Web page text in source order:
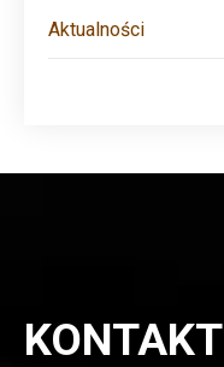
Aktualności
KONTAKT